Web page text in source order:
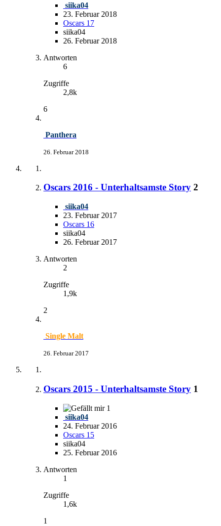
siika04
23. Februar 2018
Oscars 17
siika04
26. Februar 2018
Antworten
6
Zugriffe
2,8k
6
Panthera
26. Februar 2018
Oscars 2016 - Unterhaltsamste Story 2
siika04
23. Februar 2017
Oscars 16
siika04
26. Februar 2017
Antworten
2
Zugriffe
1,9k
2
Single Malt
26. Februar 2017
Oscars 2015 - Unterhaltsamste Story 1
1
siika04
24. Februar 2016
Oscars 15
siika04
25. Februar 2016
Antworten
1
Zugriffe
1,6k
1